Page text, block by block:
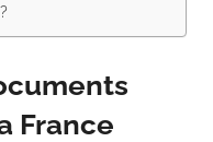
France